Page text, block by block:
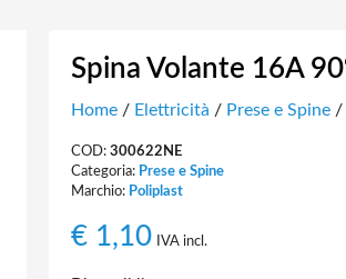
Spina Volante 16A
Home/ Elettricità / Prese e Spine/
COD: 300622NE
Categoria: Prese e Spine
Marchio: Poliplast
€1,10 IVA incl.